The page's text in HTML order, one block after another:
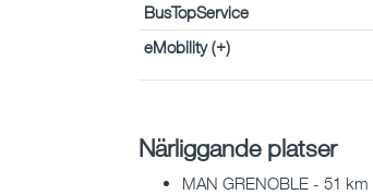
BusTopService
eMobility (+)
Närliggande platser
MAN GRENOBLE - 51 km